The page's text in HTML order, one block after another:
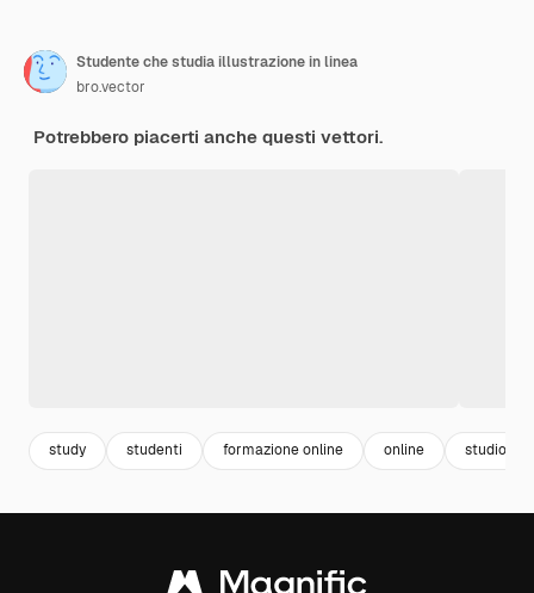
Studente che studia illustrazione in linea
bro.vector
Potrebbero piacerti anche questi vettori.
study studenti formazione online online studio